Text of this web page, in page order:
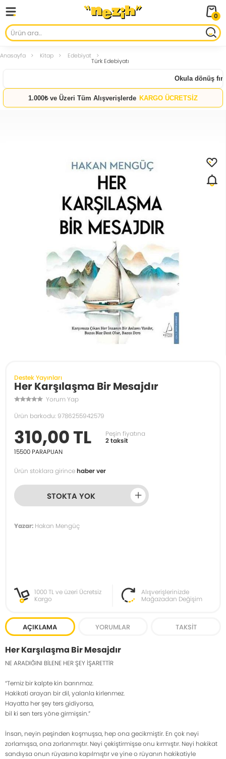
0
Anasayfa Kitap Edebiyat
Türk Edebiyatı
Okula dönüş
1.000₺ ve Üzeri Tüm Alışverişlerde KARGO ÜCRETSİZ
Destek Yayınları
Her Karşılaşma Bir Mesajdır
Yorum Yap
Ürün barkodu: 9786255942579
310,00 TL
Peşin fiyatına
2 taksit
15500 PARAPUAN
Ürün stoklara girincehaber ver
STOKTA YOK
Yazar: Hakan Mengüç
1000 TL ve üzeri Ücretsiz
Kargo
Alışverişlerinizde
Mağazadan Değişim
AÇIKLAMA YORUMLAR TAKSIT
Her Karşılaşma Bir Mesajdır
NE ARADIĞINI BİLENE HER ŞEY İŞARETTİR
“Temiz bir kalpte kin barınmaz.
Hakikati arayan bir dil, yalanla kirlenmez.
Hayatta her şey ters gidiyorsa,
bil ki sen ters yöne girmişsin.”
İnsan, neyin peşinden koşmuşsa, hep ona gecikmiştir. En çok neyi
zorlamışsa, ona zorlanmıştır. Neyi çekiştirmişse onu kırmıştır. Neyi hakikat
sandıysa onun rüyasına kapılmıştır ve yine o rüyanın hakikatiyle